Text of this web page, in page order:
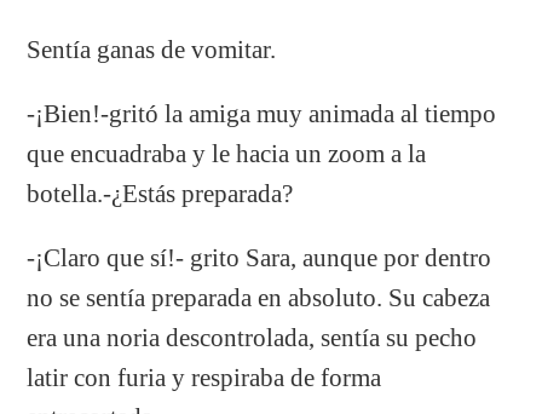
Sentía ganas de vomitar.
-¡Bien!-gritó la amiga muy animada al tiempo
que encuadraba y le hacia un zoom a la
botella.-¿Estás preparada?
-¡Claro que sí!- grito Sara, aunque por dentro
no se sentía preparada en absoluto. Su cabeza
era una noria descontrolada, sentía su pecho
latir con furia y respiraba de forma